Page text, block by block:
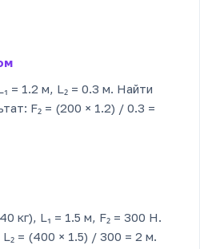
= 1.2 м, L₂ = 0.3 м. Найти
F₂ = (200 × 1.2) / 0.3 =
кг), L₁ = 1.5 м, F₂ = 300 Н.
= (400 × 1.5) / 300 = 2 м.